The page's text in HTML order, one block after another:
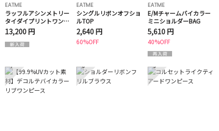
EATME
ラッフルアシンメトリー
タイダイプリントワンピ
ース
13,200 円
EATME
シングルリボンオフショ
ルTOP
2,640 円
60%OFF
EATME
E/Mチャームバイカラー
ミニショルダーBAG
5,610 円
40%OFF
7 8 9